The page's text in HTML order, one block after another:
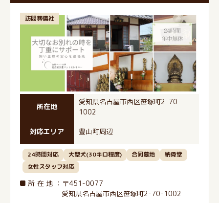
訪問葬儀社
所在地
愛知県名古屋市西区笹塚町2-70-
1002
対応エリア 豊山町周辺
24時間対応 大型犬(30キロ程度) 合同墓地
納骨堂
女性スタッフ対応
所在地 ：〒451-0077
愛知県名古屋市西区笹塚町2-70-1002